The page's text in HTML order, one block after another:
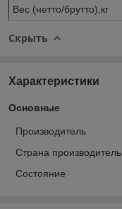
Вес (нетто/брутто),кг
Скрыть
Характеристики
Основные
Производитель
Страна производитель
Состояние